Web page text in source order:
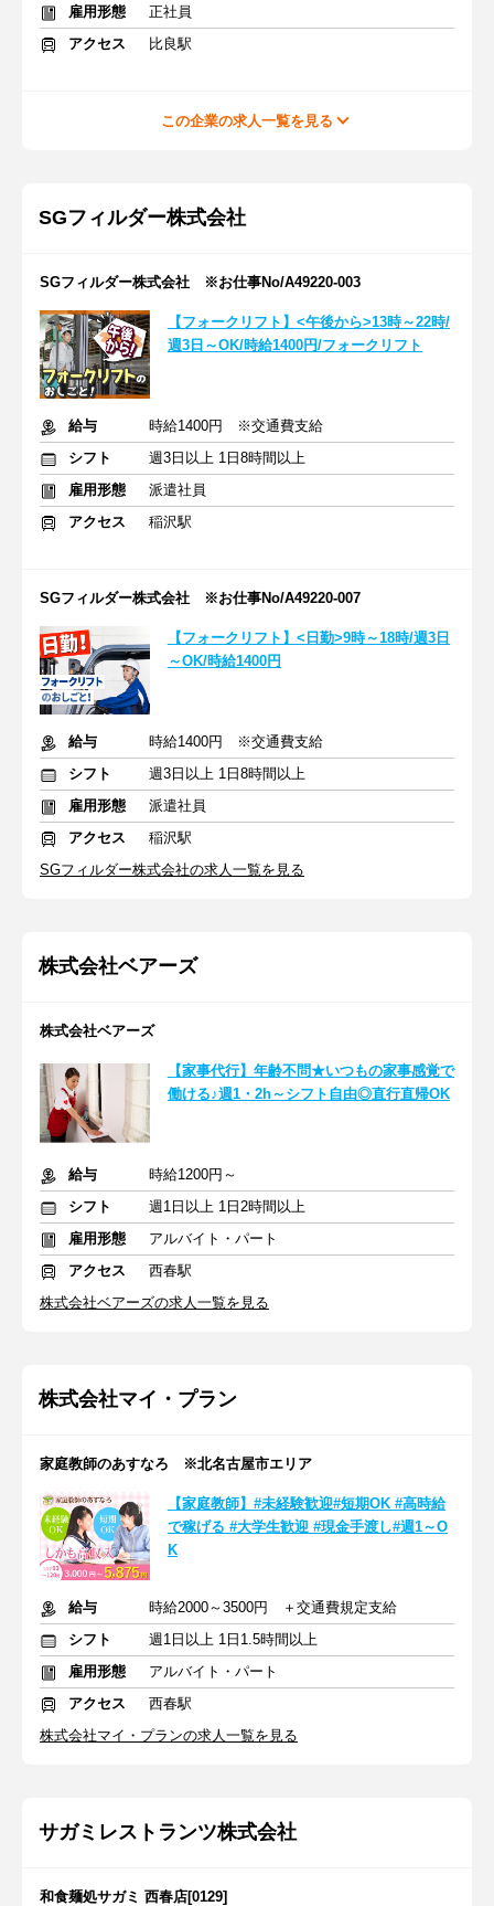
雇用形態
正社員
アクセス
比良駅
この企業の求人一覧を見る
SGフィルダー株式会社
SGフィルダー株式会社 ※お仕事No/A49220-003
【フォークリフト】<午後から>13時～22時/
週3日～OK/時給1400円/フォークリフト
給与
時給1400円 ※交通費支給
シフト
週3日以上 1日8時間以上
雇用形態
派遣社員
アクセス
稲沢駅
SGフィルダー株式会社 ※お仕事No/A49220-007
【フォークリフト】<日勤>9時～18時/週3日
～OK/時給1400円
給与
時給1400円 ※交通費支給
シフト
週3日以上 1日8時間以上
雇用形態
派遣社員
アクセス
稲沢駅
SGフィルダー株式会社の求人一覧を見る
株式会社ベアーズ
株式会社ベアーズ
【家事代行】年齢不問★いつもの家事感覚で
働ける♪週1・2h～シフト自由◎直行直帰OK
給与
時給1200円～
シフト
週1日以上 1日2時間以上
雇用形態
アルバイト・パート
アクセス
西春駅
株式会社ベアーズの求人一覧を見る
株式会社マイ・プラン
家庭教師のあすなろ ※北名古屋市エリア
【家庭教師】#未経験歓迎#短期OK #高時給
で稼げる #大学生歓迎 #現金手渡し#週1～O
K
給与
時給2000～3500円 ＋交通費規定支給
シフト
週1日以上 1日1.5時間以上
雇用形態
アルバイト・パート
アクセス
西春駅
株式会社マイ・プランの求人一覧を見る
サガミレストランツ株式会社
和食麺処サガミ 西春店[0129]